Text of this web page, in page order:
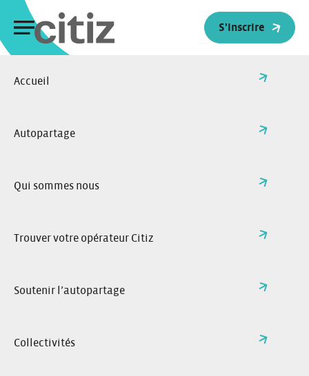
S'inscrire
Accueil
Autopartage
Qui sommes nous
Trouver votre opérateur Citiz
Soutenir l’autopartage
Collectivités
Retour à l'accueil
> Changer de région
Sélectionnez l’opérateur de votre région ou de votre ville
Panneau de gestion des cookies